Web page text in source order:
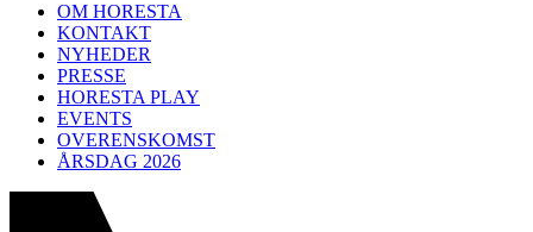
OM HORESTA
KONTAKT
NYHEDER
PRESSE
HORESTA PLAY
EVENTS
OVERENSKOMST
ÅRSDAG 2026